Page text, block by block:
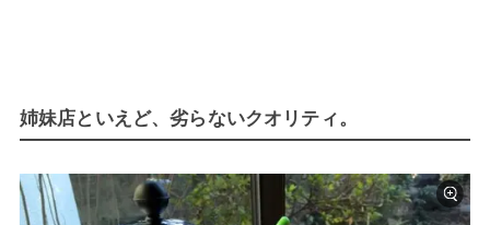
姉妹店といえど、劣らないクオリティ。